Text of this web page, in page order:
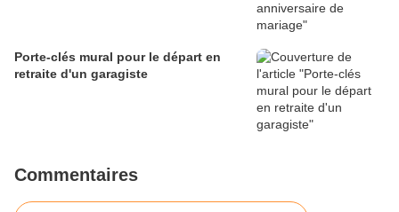
Porte-clés mural pour le départ en
retraite d'un garagiste
Commentaires